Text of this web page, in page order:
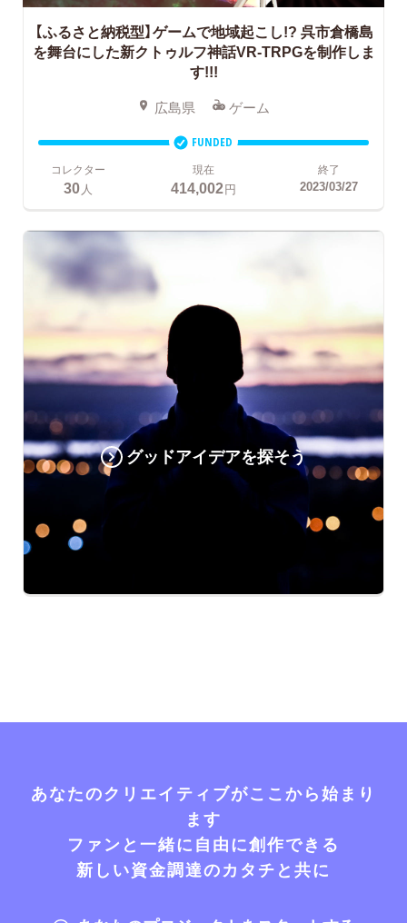
【ふるさと納税型】ゲームで地域起こし!? 呉市倉橋島
を舞台にした新クトゥルフ神話VR-TRPGを制作しま
す!!!
広島県 ゲーム
FUNDED
コレクター
30 人
現在
414,002円
終了
2023/03/27
グッドアイデアを探そう
あなたのクリエイティブがここから始まり
ます
ファンと一緒に自由に創作できる
新しい資金調達のカタチと共に